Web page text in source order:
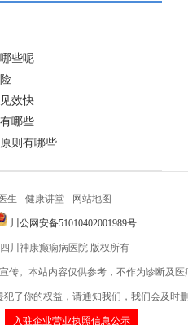
些呢
效快
哪些
则有哪些
生 - 健康讲堂 - 网站地图
川公网安备51010402001989号
四川神康癫痫病医院 版权所有
。本站内容仅供参考，不作为诊断及医
了你的权益，请通知我们，我们会及时
入驻企业营业执照信息公示